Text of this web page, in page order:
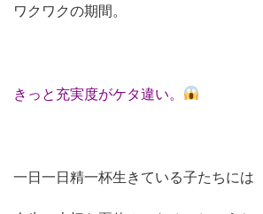
ワクワクの期間。
きっと充実度がケタ違い。
一日一日精一杯生きている子たちには